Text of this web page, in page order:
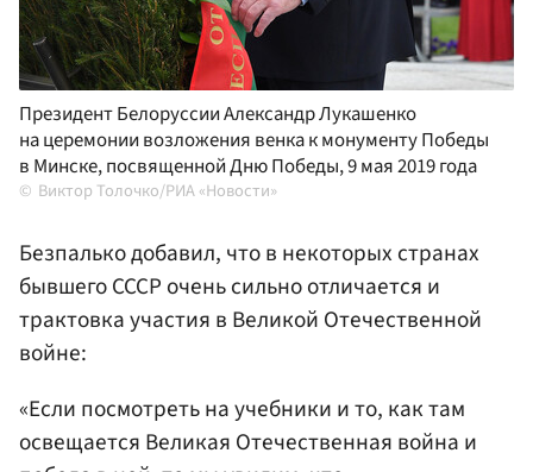
Президент Белоруссии Александр Лукашенко
на церемонии возложения венка к монументу Победы
в Минске, посвященной Дню Победы, 9 мая 2019 года
Виктор Толочко/РИА «Новости»
Безпалько добавил, что в некоторых странах
бывшего СССР очень сильно отличается и
трактовка участия в Великой Отечественной
войне:
«Если посмотреть на учебники и то, как там
освещается Великая Отечественная война и